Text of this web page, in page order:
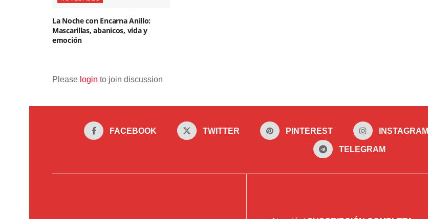
La Noche con Encarna Anillo:
Mascarillas, abanicos, vida y
emoción
Please login to join discussion
FACEBOOK TWITTER PINTEREST INSTAGRAM
TELEGRAM